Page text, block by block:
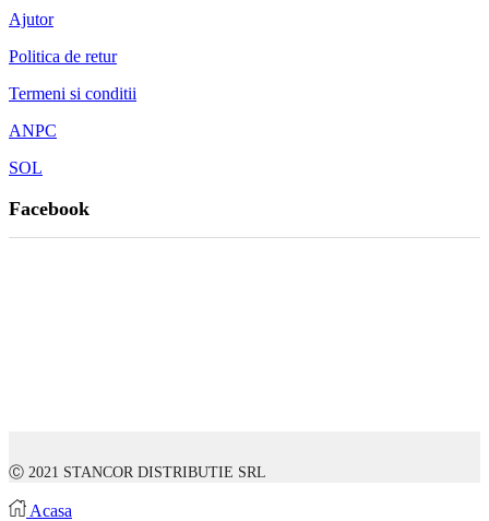
Ajutor
Politica de retur
Termeni si conditii
ANPC
SOL
Facebook
Ⓒ 2021 STANCOR DISTRIBUTIE SRL
Acasa